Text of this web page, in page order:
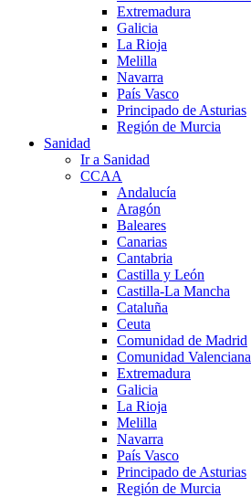
Extremadura
Galicia
La Rioja
Melilla
Navarra
País Vasco
Principado de Asturias
Región de Murcia
Sanidad
Ir a Sanidad
CCAA
Andalucía
Aragón
Baleares
Canarias
Cantabria
Castilla y León
Castilla-La Mancha
Cataluña
Ceuta
Comunidad de Madrid
Comunidad Valenciana
Extremadura
Galicia
La Rioja
Melilla
Navarra
País Vasco
Principado de Asturias
Región de Murcia